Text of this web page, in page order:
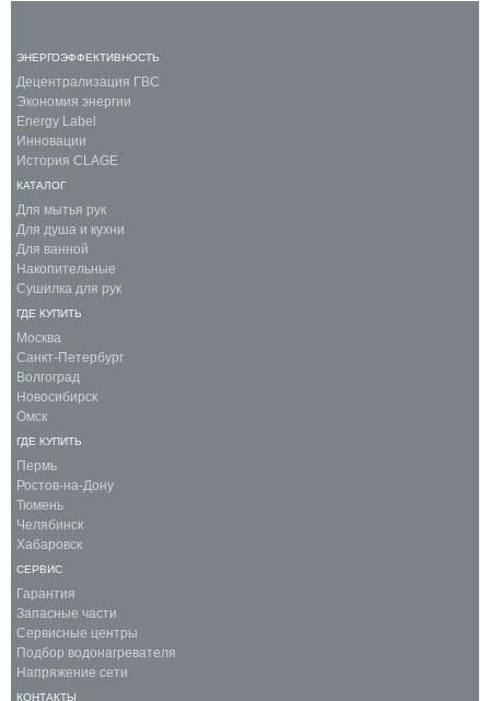
ЭНЕРГОЭФФЕКТИВНОСТЬ
Децентрализация ГВС
Экономия энергии
Energy Label
Инновации
История CLAGE
КАТАЛОГ
Для мытья рук
Для душа и кухни
Для ванной
Накопительные
Сушилка для рук
ГДЕ КУПИТЬ
Москва
Санкт-Петербург
Волгоград
Новосибирск
Омск
ГДЕ КУПИТЬ
Пермь
Ростов-на-Дону
Тюмень
Челябинск
Хабаровск
СЕРВИС
Гарантия
Запасные части
Сервисные центры
Подбор водонагревателя
Напряжение сети
КОНТАКТЫ